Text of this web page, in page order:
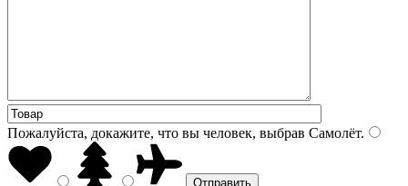
Пожалуйста, докажите, что вы человек, выбрав Самолёт.